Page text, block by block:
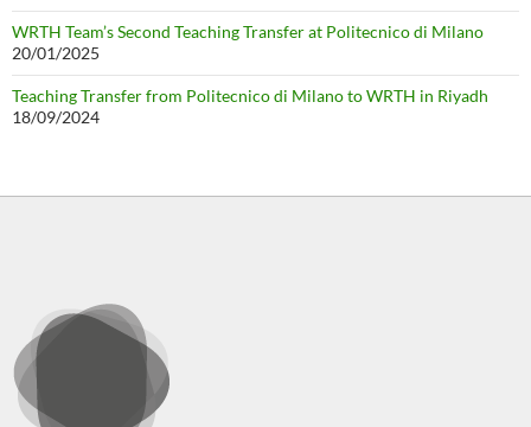
WRTH Team’s Second Teaching Transfer at Politecnico di Milano
20/01/2025
Teaching Transfer from Politecnico di Milano to WRTH in Riyadh
18/09/2024